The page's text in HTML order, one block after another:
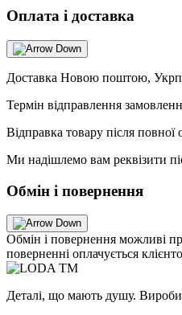
Оплата і доставка
Доставка Новою поштою,
Термін відправлення
Відправка товару після
Ми надішлемо вам реквізити
Обмін і повернення
Обмін і повернення можливі
поверненні оплачується
Деталі, що мають душу.